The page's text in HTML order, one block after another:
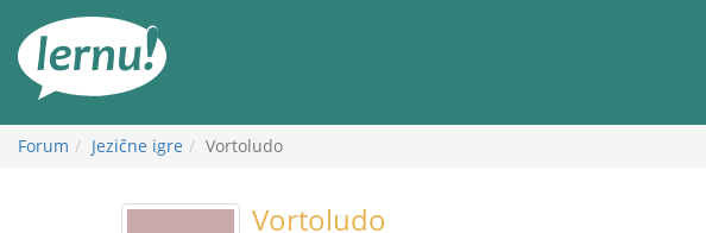
Forum Jezične igre Vortoludo
Vortoludo